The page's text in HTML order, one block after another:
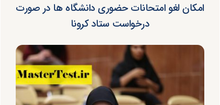
امکان لغو امتحانات حضوری دانشگاه ها در صورت
درخواست ستاد کرونا